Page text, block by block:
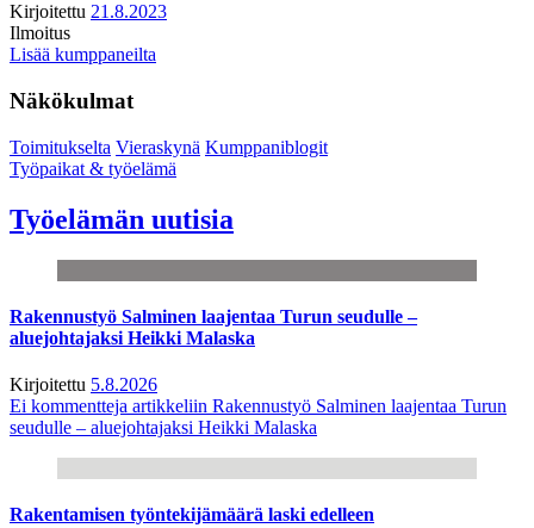
Kirjoitettu 21.8.2023
Ilmoitus
Lisää kumppaneilta
Näkökulmat
Toimitukselta Vieraskynä Kumppaniblogit
Työpaikat & työelämä
Työelämän uutisia
Rakennustyö Salminen laajentaa Turun seudulle –
aluejohtajaksi Heikki Malaska
Kirjoitettu 5.8.2026
Ei kommentteja artikkeliin Rakennustyö Salminen laajentaa Turun
seudulle – aluejohtajaksi Heikki Malaska
Rakentamisen työntekijämäärä laski edelleen